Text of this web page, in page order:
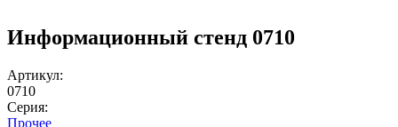
Информационный стенд 0710
Артикул:
0710
Серия:
Прочее